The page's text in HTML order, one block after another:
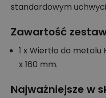
standardowym
Zawartość
1 x Wiertło do metalu
x 160 mm.
Najważniejsze w